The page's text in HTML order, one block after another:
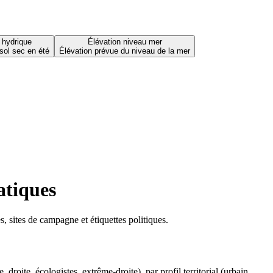
sec en été
Élévation niveau mer
Élévation prévue du niveau de la mer
sites de campagne et étiquettes politiques.